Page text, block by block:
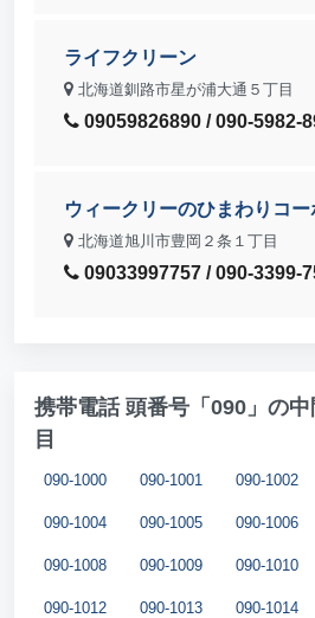
ライフクリーン
北海道釧路市星が浦大通５丁目
09059826890 / 090-5982-
ウィークリーのひまわりコー
北海道旭川市豊岡２条１丁目
09033997757 / 090-3399-
携帯電話 頭番号「090」の
目
090-1000 090-1001 090-1002
090-1004 090-1005 090-1006
090-1008 090-1009 090-1010
090-1012 090-1013 090-1014